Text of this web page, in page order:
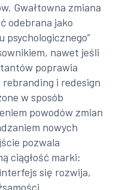
Gwałtowna zmiana
odebrana jako
psychologicznego”
nawet jeśli
poprawia
i redesign
w sposób
powodów zmian
nowych
pozwala
ciągłość marki:
się rozwija,